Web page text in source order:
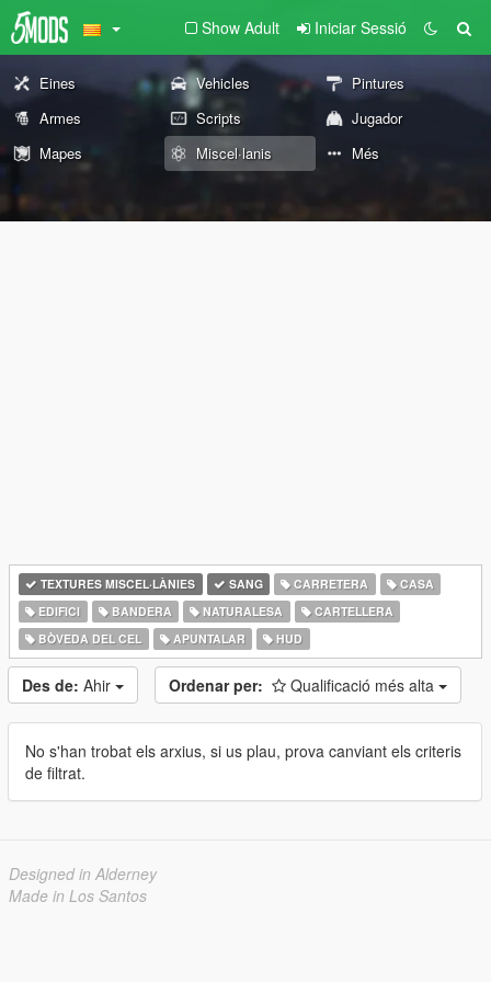
Show Adult Iniciar Sessió
Eines Vehicles
Pintures
Armes
Scripts
Jugador
Mapes
Miscel·lanis Més
TEXTURES MISCEL·LÀNIES SANG CARRETERA
CASA
EDIFICI
BANDERA NATURALESA
CARTELLERA
BÒVEDA DEL CEL
APUNTALAR HUD
Des de: Ahir Ordenar per: Qualificació més alta
No s'han trobat els arxius, si us plau, prova canviant els criteris
de filtrat.
Designed in Alderney
Made in Los Santos